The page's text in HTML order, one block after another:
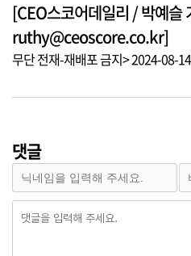
[CEO스코어데일리 / 박예슬
ruthy@ceoscore.co.kr]
무단 전재-재배포 금지> 2024-08-
댓글